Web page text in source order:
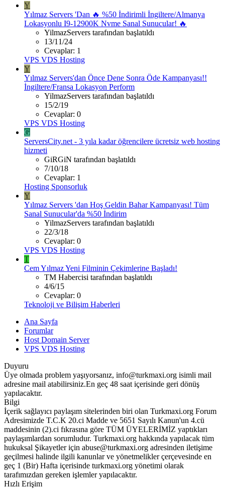
Y
Yılmaz Servers 'Dan 🔥 %50 İndirimli İngiltere/Almanya
Lokasyonlu I9-12900K Nvme Sanal Sunucular! 🔥
YilmazServers tarafından başlatıldı
13/11/24
Cevaplar: 1
VPS VDS Hosting
Y
Yılmaz Servers'dan Önce Dene Sonra Öde Kampanyası!!
İngiltere/Fransa Lokasyon Perform
YilmazServers tarafından başlatıldı
15/2/19
Cevaplar: 0
VPS VDS Hosting
G
ServersCity.net - 3 yıla kadar öğrencilere ücretsiz web hosting
hizmeti
GiRGiN tarafından başlatıldı
7/10/18
Cevaplar: 1
Hosting Sponsorluk
Y
Yılmaz Servers 'dan Hoş Geldin Bahar Kampanyası! Tüm
Sanal Sunucular'da %50 İndirim
YilmazServers tarafından başlatıldı
22/3/18
Cevaplar: 0
VPS VDS Hosting
T
Cem Yılmaz Yeni Filminin Çekimlerine Başladı!
TM Habercisi tarafından başlatıldı
4/6/15
Cevaplar: 0
Teknoloji ve Bilişim Haberleri
Ana Sayfa
Forumlar
Host Domain Server
VPS VDS Hosting
Duyuru
Üye olmada problem yaşıyorsanız, info@turkmaxi.org isimli mail
adresine mail atabilirsiniz.En geç 48 saat içerisinde geri dönüş
yapılacaktır.
Bilgi
İçerik sağlayıcı paylaşım sitelerinden biri olan Turkmaxi.org Forum
Adresimizde T.C.K 20.ci Madde ve 5651 Sayılı Kanun'un 4.cü
maddesinin (2).ci fıkrasına göre TÜM ÜYELERİMİZ yaptıkları
paylaşımlardan sorumludur. Turkmaxi.org hakkında yapılacak tüm
hukuksal Şikayetler için abuse@turkmaxi.org adresinden iletişime
geçilmesi halinde ilgili kanunlar ve yönetmelikler çerçevesinde en
geç 1 (Bir) Hafta içerisinde turkmaxi.org yönetimi olarak
tarafımızdan gereken işlemler yapılacaktır.
Hızlı Erişim